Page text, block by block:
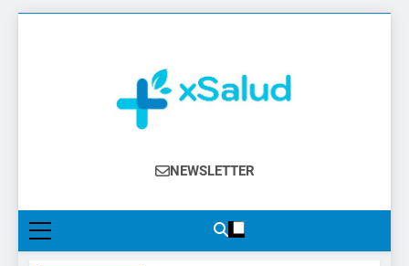
XSalud
Noticias Del Sector Salud. Congresos Y
Farmacéutica, Atención Primaria,
Especialistas, Farmacia, Etc…
NEWSLETTER